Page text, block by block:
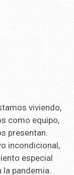
viviendo,
como equipo,
presentan.
incondicional,
especial
pandemia.